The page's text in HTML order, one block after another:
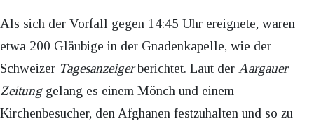
Als sich der Vorfall gegen 14:45 Uhr ereignete, waren
etwa 200 Gläubige in der Gnadenkapelle, wie der
Schweizer Tagesanzeigerberichtet. Laut der Aargauer
Zeitunggelang es einem Mönch und einem
Kirchenbesucher, den Afghanen festzuhalten und so zu